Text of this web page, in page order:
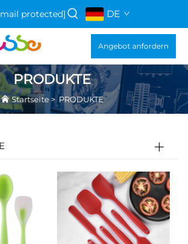
protected] DE
Angebot anfordern
PRODUKTE
Startseite >PRODUKTE